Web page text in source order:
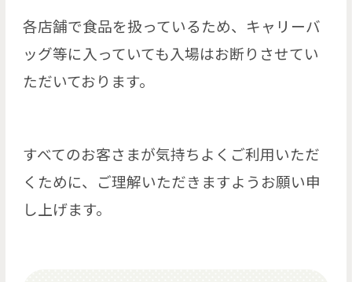
各店舗で食品を扱っているため、キャリーバ
ッグ等に入っていても入場はお断りさせてい
ただいております。
すべてのお客さまが気持ちよくご利用いただ
くために、ご理解いただきますようお願い申
し上げます。